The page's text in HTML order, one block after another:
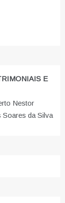
E
Nestor
Soares da Silva